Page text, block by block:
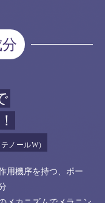
ノールW）
用機序を持つ、ポー